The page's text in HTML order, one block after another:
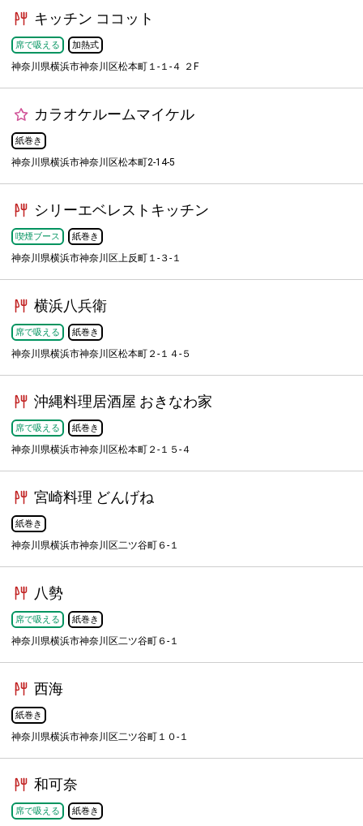
キッチン ココット
席で吸える 加熱式
神奈川県横浜市神奈川区松本町１-１-４ ２F
カラオケルームマイケル
紙巻き
神奈川県横浜市神奈川区松本町2-14-5
シリーエベレストキッチン
喫煙ブース 紙巻き
神奈川県横浜市神奈川区上反町１-３-１
横浜八兵衛
席で吸える 紙巻き
神奈川県横浜市神奈川区松本町２-１４-５
沖縄料理居酒屋 おきなわ家
席で吸える 紙巻き
神奈川県横浜市神奈川区松本町２-１５-４
宮崎料理 どんげね
紙巻き
神奈川県横浜市神奈川区二ツ谷町６-１
八勢
席で吸える 紙巻き
神奈川県横浜市神奈川区二ツ谷町６-１
西海
紙巻き
神奈川県横浜市神奈川区二ツ谷町１０-１
和可奈
席で吸える 紙巻き